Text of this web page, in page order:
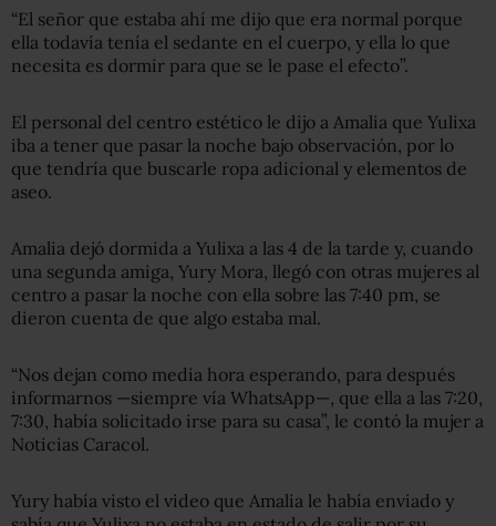
“El señor que estaba ahí me dijo que era normal porque
ella todavía tenía el sedante en el cuerpo, y ella lo que
necesita es dormir para que se le pase el efecto”.
El personal del centro estético le dijo a Amalia que Yulixa
iba a tener que pasar la noche bajo observación, por lo
que tendría que buscarle ropa adicional y elementos de
aseo.
Amalia dejó dormida a Yulixa a las 4 de la tarde y, cuando
una segunda amiga, Yury Mora, llegó con otras mujeres al
centro a pasar la noche con ella sobre las 7:40 pm, se
dieron cuenta de que algo estaba mal.
“Nos dejan como media hora esperando, para después
informarnos —siempre vía WhatsApp—, que ella a las 7:20,
7:30, había solicitado irse para su casa”, le contó la mujer a
Noticias Caracol.
Yury había visto el video que Amalia le había enviado y